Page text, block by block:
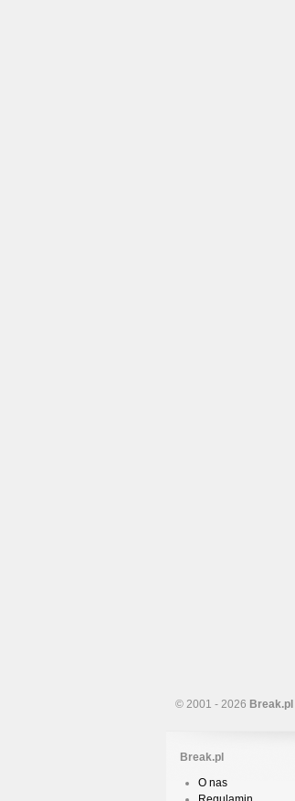
© 2001 - 2026 Break.pl
Break.pl
O nas